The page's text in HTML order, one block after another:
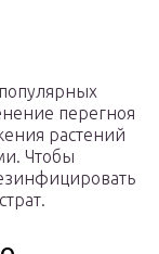
перегноя
растений
Чтобы